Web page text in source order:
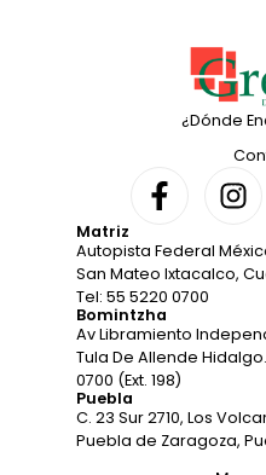
¿Dónde
Matriz
Autopista Federal
San Mateo Ixtacalco,
Tel: 55 5220 0700
Bomintzha
Av Libramiento
Tula De Allende
0700 (Ext. 198)
Puebla
C. 23 Sur 2710, Los
Puebla de Zaragoza,